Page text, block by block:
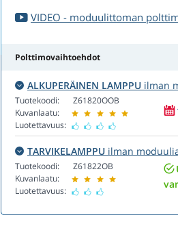
VIDEO - moduulittoman
Polttimovaihtoehdot
ALKUPERÄINEN LAMPPU ilman
Tuotekoodi:
Kuvanlaatu:
Luotettavuus:
Z61820OOB
TARVIKELAMPPU ilman
Tuotekoodi:
Kuvanlaatu:
Luotettavuus:
Z61822OB